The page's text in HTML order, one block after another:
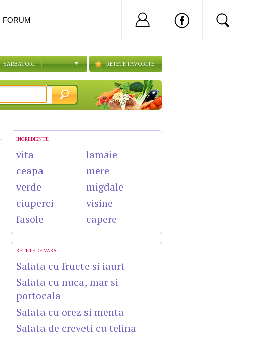
SARBATORI RETETE FAVORITE
INGREDIENTE
vita
ceapa
verde
ciuperci
fasole
lamaie
mere
migdale
visine
capere
RETETE DE VARA
Salata cu fructe si iaurt
Salata cu nuca, mar si
portocala
Salata cu orez si menta
Salata de creveti cu telina
FORUM Nu ai cont?